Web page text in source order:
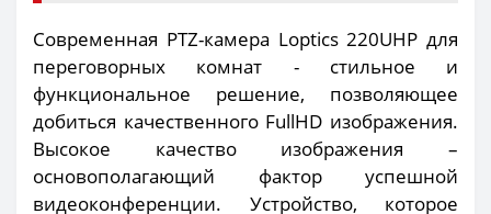
Современная PTZ-камера Loptics 220UHP для
переговорных комнат - стильное и
функциональное решение, позволяющее
добиться качественного FullHD изображения.
Высокое качество изображения –
основополагающий фактор успешной
видеоконференции. Устройство, которое